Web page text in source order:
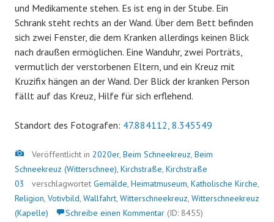
und Medikamente stehen. Es ist eng in der Stube. Ein
Schrank steht rechts an der Wand. Über dem Bett befinden
sich zwei Fenster, die dem Kranken allerdings keinen Blick
nach draußen ermöglichen. Eine Wanduhr, zwei Porträts,
vermutlich der verstorbenen Eltern, und ein Kreuz mit
Kruzifix hängen an der Wand. Der Blick der kranken Person
fällt auf das Kreuz, Hilfe für sich erflehend.
Standort des Fotografen: 47.884112, 8.345549
Bild
Veröffentlicht in 2020er, Beim Schneekreuz, Beim
Schneekreuz (Witterschnee), Kirchstraße, Kirchstraße
03
verschlagwortet Gemälde, Heimatmuseum, Katholische Kirche,
Religion, Votivbild, Wallfahrt, Witterschneekreuz, Witterschneekreuz
(Kapelle)
Schreibe einen Kommentar (ID: 8455)